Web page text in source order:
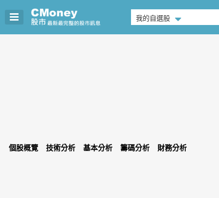
我的自選股
個股概覽 技術分析 基本分析 籌碼分析 財務分析